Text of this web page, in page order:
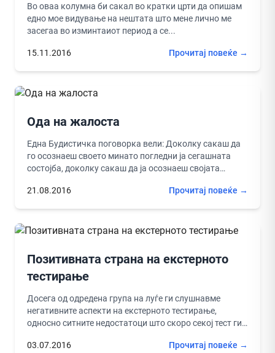
Во оваа колумна би сакал во кратки црти да опишам
едно мое видување на нештата што мене лично ме
засегаа во изминтаиот период а се...
15.11.2016 Прочитај повеќе →
Ода на жалоста
Една Будистичка поговорка вели: Доколку сакаш да
го осознаеш своето минато погледни ја сегашната
состојба, доколку сакаш да ја осознаеш својата
21.08.2016
Прочитај повеќе →
Позитивната страна на екстерното
тестирање
Досега од одредена група на луѓе ги слушнавме
негативните аспекти на екстерното тестирање,
односно ситните недостатоци што скоро секој тест ги
03.07.2016
Прочитај повеќе →